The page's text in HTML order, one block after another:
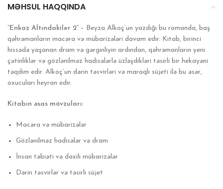
MƏHSUL HAQQINDA
“Enkaz Altındakiler 2” – Beyza Alkoç’un yazdığı bu romanda, baş
qəhrəmanların macəra və mübarizələri davam edir. Kitab, birinci
hissədə yaşanan dram və gərginliyin ardından, qəhrəmanların yeni
çətinliklər və gözlənilməz hadisələrlə üzləşdikləri təsirli bir hekayəni
təqdim edir. Alkoç’un dərin təsvirləri və maraqlı süjeti ilə bu əsər,
oxucuları heyran edir.
Kitabın əsas mövzuları:
Macəra və mübarizələr
Gözlənilməz hadisələr və dram
İnsan təbiəti və daxili mübarizələr
Dərin təsvirlər və təsirli süjet